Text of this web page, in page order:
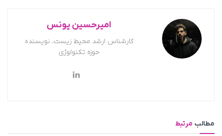
امیرحسین یونس
کارشناس ارشد محیط زیست، نویسنده
حوزه تکنولوژی
مطالب مرتبط